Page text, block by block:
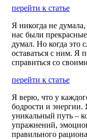
перейти к статье
Я никогда не
нас были
думал. Но когда это
оставаться с ним. Я
справиться со
перейти к статье
Я верю, что у
бодрости и энергии.
уникальный путь –
упражнений,
правильного